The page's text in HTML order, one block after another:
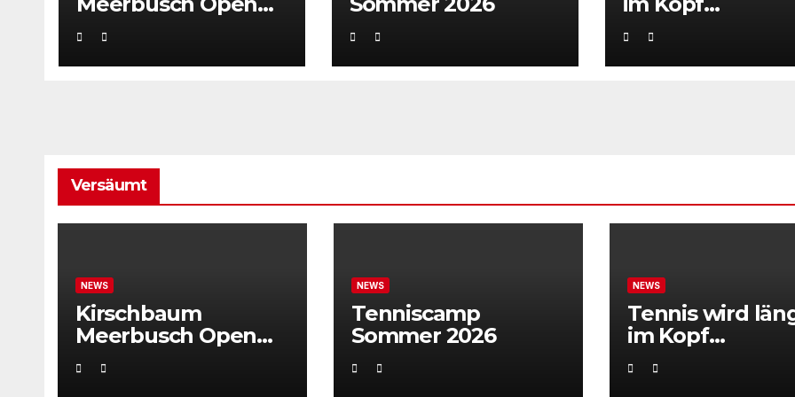
locken mit
Weltklassetennis
entschieden“
Versäumt
NEWS
Kirschbaum
Meerbusch Open
locken mit
Weltklassetennis
NEWS
Tenniscamp
Sommer 2026
NEWS
Tennis wird
im Kopf
entschieden“